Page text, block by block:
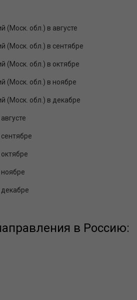
(Моск. обл.) в августе
(Моск. обл.) в сентябре
(Моск. обл.) в октябре
(Моск. обл.) в ноябре
(Моск. обл.) в декабре
в Россию: